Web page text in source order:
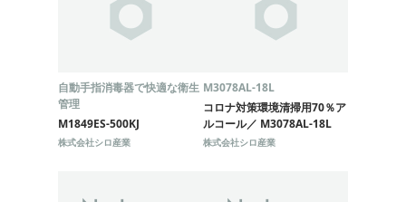
自動手指消毒器で快適な衛生
管理
M1849ES-500KJ
株式会社シロ産業
M3078AL-18L
コロナ対策環境清掃用70％ア
ルコール／ M3078AL-18L
株式会社シロ産業